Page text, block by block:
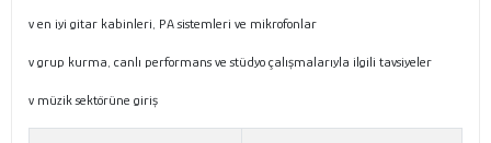
v en iyi gitar kabinleri, PA sistemleri ve mikrofonlar
v grup kurma, canlı performans ve stüdyo çalışmalarıyla ilgili tavsiyeler
v müzik sektörüne giriş